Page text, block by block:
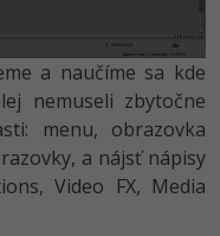
a naučíme sa kde
nemuseli zbytočne
menu, obrazovka
a nájsť nápisy
Video FX, Media